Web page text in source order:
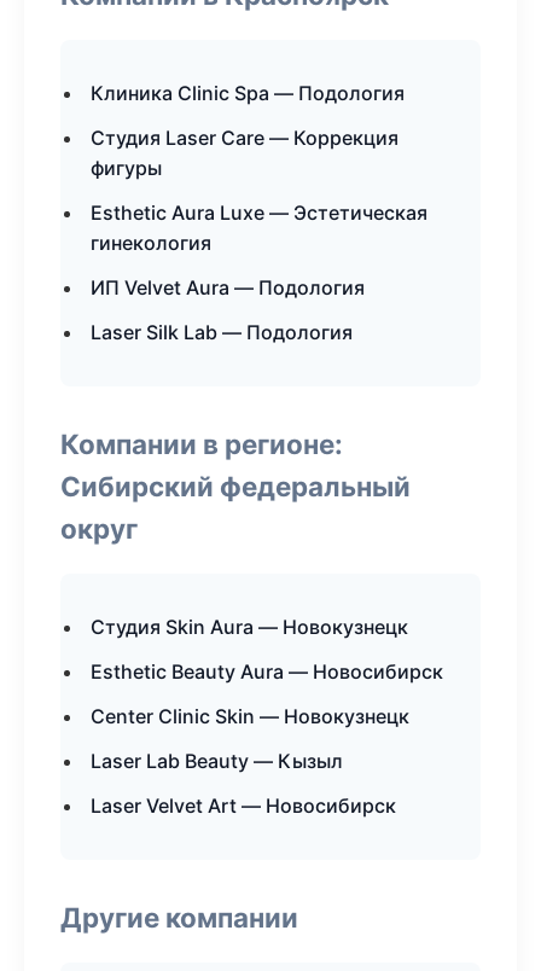
Клиника Clinic Spa — Подология
Студия Laser Care — Коррекция
фигуры
Esthetic Aura Luxe — Эстетическая
гинекология
ИП Velvet Aura — Подология
Laser Silk Lab — Подология
Компании в регионе:
Сибирский федеральный
округ
Студия Skin Aura — Новокузнецк
Esthetic Beauty Aura — Новосибирск
Center Clinic Skin — Новокузнецк
Laser Lab Beauty — Кызыл
Laser Velvet Art — Новосибирск
Другие компании